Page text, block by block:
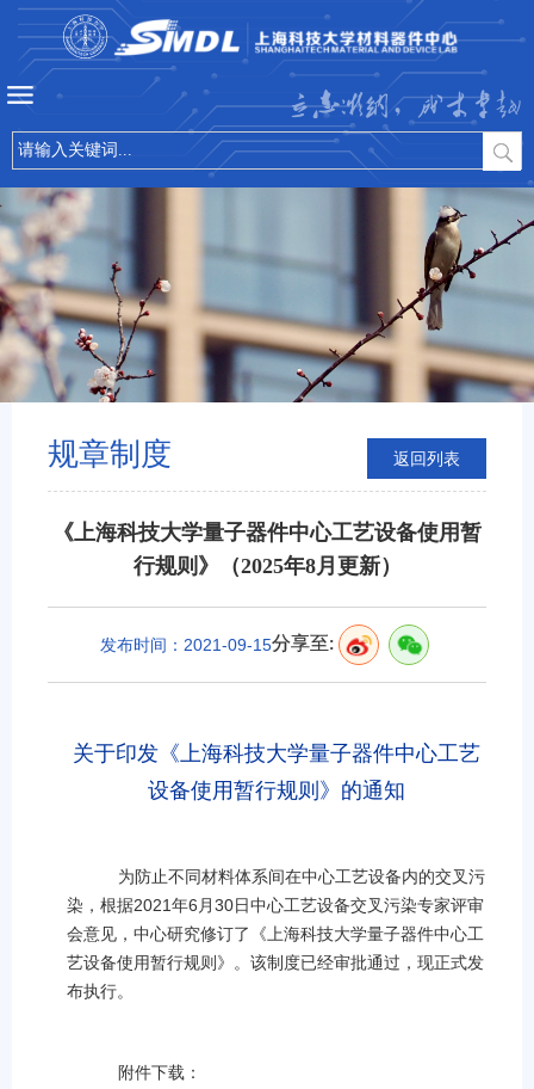
立志微纳，成才卓越
规章制度 返回列表
《上海科技大学量子器件中心工艺设备使用暂
行规则》（2025年8月更新）
发布时间：2021-09-15分享至:
关于印发《上海科技大学量子器件中心工艺
设备使用暂行规则》的通知
为防止不同材料体系间在中心工艺设备内的交叉污
染，根据2021年6月30日中心工艺设备交叉污染专家评审
会意见，中心研究修订了《上海科技大学量子器件中心工
艺设备使用暂行规则》。该制度已经审批通过，现正式发
布执行。
附件下载：